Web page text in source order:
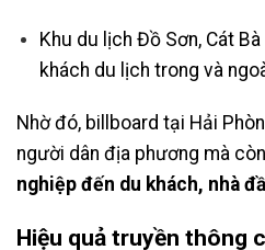
Khu du lịch Đồ Sơn, Cát
khách du lịch trong và
Nhờ đó, billboard tại Hải
người dân địa phương mà còn
nghiệp đến du khách, nhà
Hiệu quả truyền thông